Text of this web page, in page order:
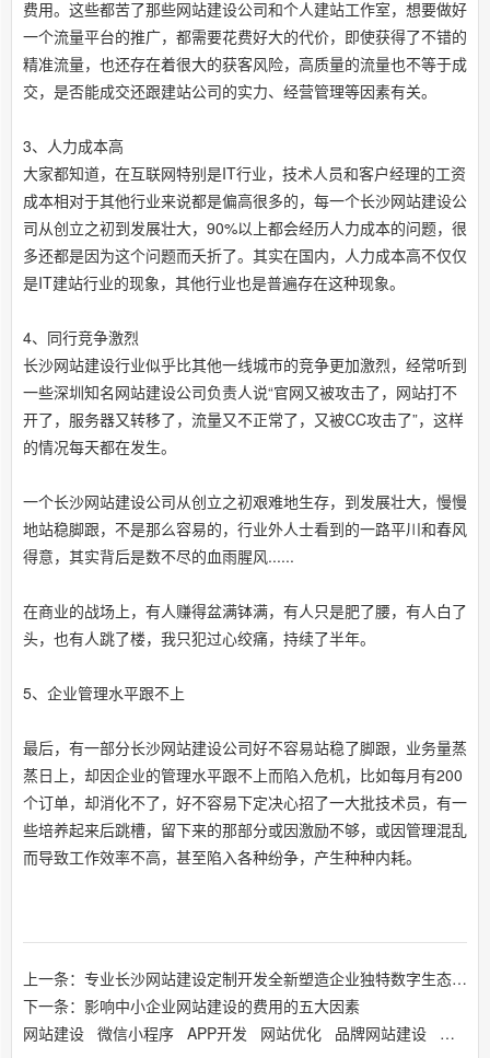
费用。这些都苦了那些网站建设公司和个人建站工作室，想要做好
一个流量平台的推广，都需要花费好大的代价，即使获得了不错的
精准流量，也还存在着很大的获客风险，高质量的流量也不等于成
交，是否能成交还跟建站公司的实力、经营管理等因素有关。
3、人力成本高
大家都知道，在互联网特别是IT行业，技术人员和客户经理的工资
成本相对于其他行业来说都是偏高很多的，每一个长沙网站建设公
司从创立之初到发展壮大，90%以上都会经历人力成本的问题，很
多还都是因为这个问题而夭折了。其实在国内，人力成本高不仅仅
是IT建站行业的现象，其他行业也是普遍存在这种现象。
4、同行竞争激烈
长沙网站建设行业似乎比其他一线城市的竞争更加激烈，经常听到
一些深圳知名网站建设公司负责人说“官网又被攻击了，网站打不
开了，服务器又转移了，流量又不正常了，又被CC攻击了”，这样
的情况每天都在发生。
一个长沙网站建设公司从创立之初艰难地生存，到发展壮大，慢慢
地站稳脚跟，不是那么容易的，行业外人士看到的一路平川和春风
得意，其实背后是数不尽的血雨腥风......
在商业的战场上，有人赚得盆满钵满，有人只是肥了腰，有人白了
头，也有人跳了楼，我只犯过心绞痛，持续了半年。
5、企业管理水平跟不上
最后，有一部分长沙网站建设公司好不容易站稳了脚跟，业务量蒸
蒸日上，却因企业的管理水平跟不上而陷入危机，比如每月有200
个订单，却消化不了，好不容易下定决心招了一大批技术员，有一
些培养起来后跳槽，留下来的那部分或因激励不够，或因管理混乱
而导致工作效率不高，甚至陷入各种纷争，产生种种内耗。
上一条：专业长沙网站建设定制开发全新塑造企业独特数字生态基石
下一条：影响中小企业网站建设的费用的五大因素
网站建设 微信小程序 APP开发 网站优化 品牌网站建设 响应